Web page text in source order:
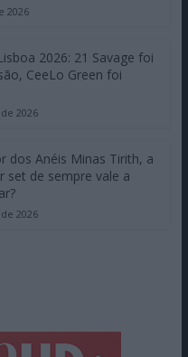
2026
2026: 21 Savage foi
CeeLo Green foi
2026
dos Anéis Minas Tirith, a
set de sempre vale a
2026